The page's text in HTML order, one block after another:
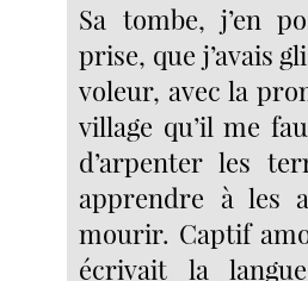
Sa tombe, j’en
prise, que j’avais
voleur, avec la
village qu’il me
d’arpenter les
apprendre à les
mourir. Captif
écrivait la